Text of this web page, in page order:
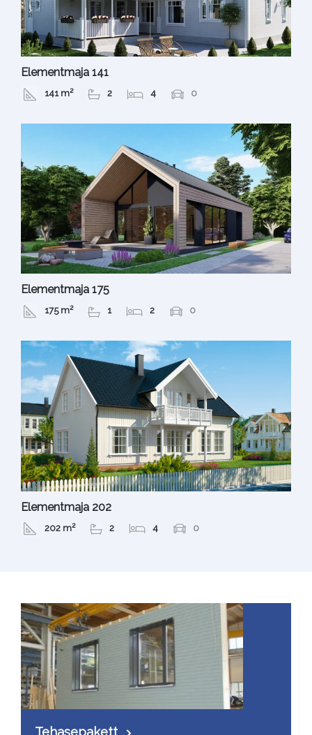
Elementmaja 141
141 m² 2 4 0
Elementmaja 175
175 m² 1 2 0
Elementmaja 202
202 m² 2 4 0
Tehasepakett